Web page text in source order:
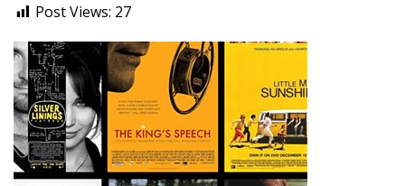
Post Views: 27